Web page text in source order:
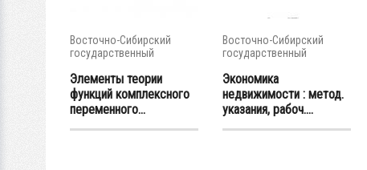
Восточно-Сибирский
государственный
Элементы теории
функций комплексного
переменного...
Восточно-Сибирский
государственный
Экономика
недвижимости : метод.
указания, рабоч....